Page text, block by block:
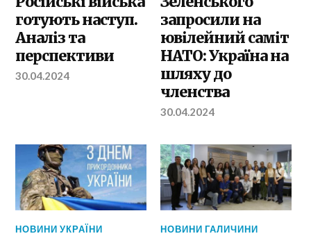
готують наступ.
Аналіз та
перспективи
30.04.2024
запросили на
ювілейний саміт
НАТО: Україна на
шляху до
членства
30.04.2024
НОВИНИ УКРАЇНИ НОВИНИ ГАЛИЧИНИ